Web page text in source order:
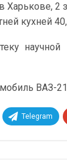
Харькове,
кухней
ВАЗ-
Telegram